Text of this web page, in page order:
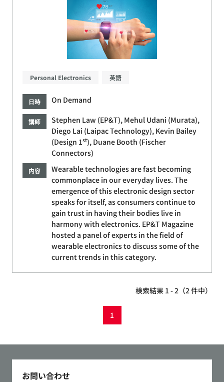
Personal Electronics 英語
日時 On Demand
講師
Stephen Law (EP&T), Mehul Udani (Murata),
Diego Lai (Laipac Technology), Kevin Bailey
(Design 1st), Duane Booth (Fischer
Connectors)
内容
Wearable technologies are fast becoming
commonplace in our everyday lives. The
emergence of this electronic design sector
speaks for itself, as consumers continue to
gain trust in having their bodies live in
harmony with electronics. EP&T Magazine
hosted a panel of experts in the field of
wearable electronics to discuss some of the
current trends in this category.
検索結果 1 - 2（2 件中）
1
お問い合わせ